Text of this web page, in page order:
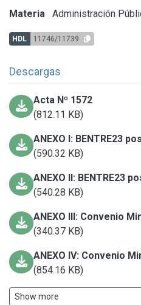
Materia Administración
HDL 11746/11739
Descargas
Acta Nº 1572
(812.11 KB)
ANEXO I: BENTRE23
(590.32 KB)
ANEXO II: BENTRE23
(540.28 KB)
ANEXO III: Convenio
(340.37 KB)
ANEXO IV: Convenio
(854.16 KB)
Show more